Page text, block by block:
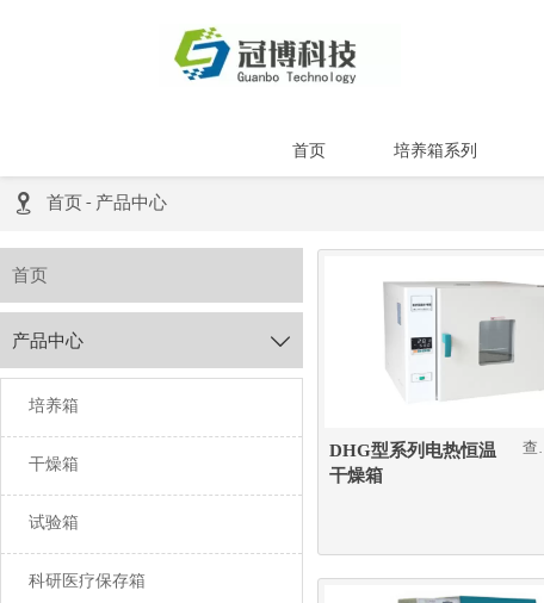
首页 培养箱系列
 首页 - 产品中心
首页
产品中心 
培养箱
干燥箱
试验箱
科研医疗保存箱
DHG型系列电热恒温
干燥箱